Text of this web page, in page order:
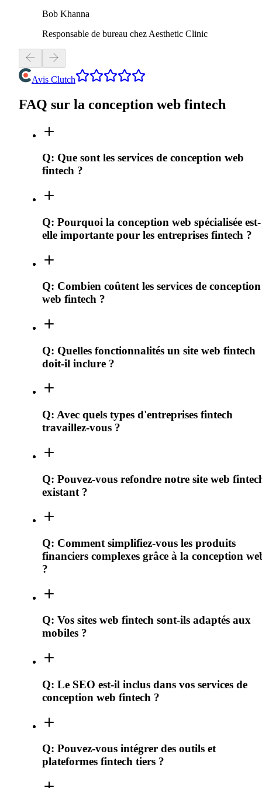
Bob Khanna
Responsable de bureau chez Aesthetic Clinic
Avis Clutch
FAQ sur la conception web fintech
Q: Que sont les services de conception web
fintech ?
Q: Pourquoi la conception web spécialisée est-
elle importante pour les entreprises fintech ?
Q: Combien coûtent les services de conception
web fintech ?
Q: Quelles fonctionnalités un site web fintech
doit-il inclure ?
Q: Avec quels types d'entreprises fintech
travaillez-vous ?
Q: Pouvez-vous refondre notre site web
existant ?
Q: Comment simplifiez-vous les produits
financiers complexes grâce à la conception
?
Q: Vos sites web fintech sont-ils adaptés aux
mobiles ?
Q: Le SEO est-il inclus dans vos services de
conception web fintech ?
Q: Pouvez-vous intégrer des outils et
plateformes fintech tiers ?